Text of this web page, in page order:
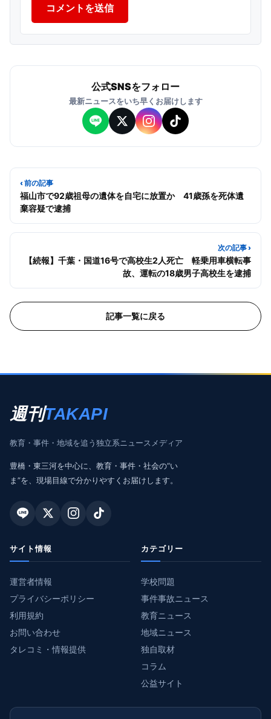
コメントを送信
公式SNSをフォロー
最新ニュースをいち早くお届けします
‹ 前の記事
福山市で92歳祖母の遺体を自宅に放置か 41歳孫を死体遺
棄容疑で逮捕
次の記事 ›
【続報】千葉・国道16号で高校生2人死亡 軽乗用車横転事
故、運転の18歳男子高校生を逮捕
記事一覧に戻る
週刊TAKAPI
教育・事件・地域を追う独立系ニュースメディア
豊橋・東三河を中心に、教育・事件・社会の“い
ま”を、現場目線で分かりやすくお届けします。
サイト情報
運営者情報
プライバシーポリシー
利用規約
お問い合わせ
タレコミ・情報提供
カテゴリー
学校問題
事件事故ニュース
教育ニュース
地域ニュース
独自取材
コラム
公益サイト